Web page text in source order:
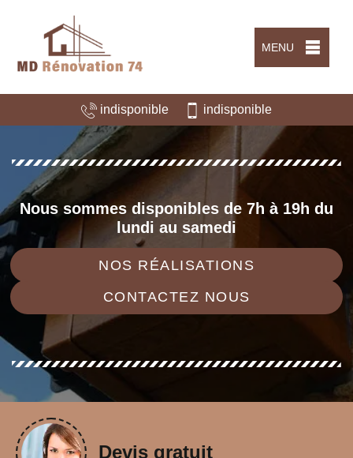
MENU
indisponible indisponible
Nous sommes disponibles de 7h à 19h du
lundi au samedi
NOS RÉALISATIONS
CONTACTEZ NOUS
Devis gratuit